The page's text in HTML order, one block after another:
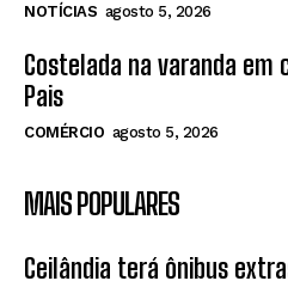
NOTÍCIAS agosto 5, 2026
Costelada na varanda em
Pais
COMÉRCIO agosto 5, 2026
MAIS POPULARES
Ceilândia terá ônibus